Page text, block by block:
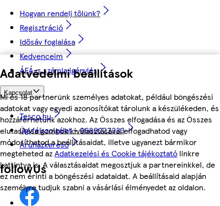
Adatvédelmi beállítások
Mi és 18 partnerünk személyes adatokat, például böngészési
adatokat vagy egyedi azonosítókat tárolunk a készülékeden, és
hozzáférhetünk azokhoz. Az Összes elfogadása és az Összes
elutasítása gombok kiválasztásával elfogadhatod vagy
módosíthatod a beállításaidat, illetve ugyanezt bármikor
megteheted azAdatkezelési és Cookie tájékoztató linkre
kattintva is. A választásaidat megosztjuk a partnereinkkel, de
ez nem érinti a böngészési adataidat. A beállításaid alapján
személyre tudjuk szabni a vásárlási élményedet az oldalon.
Hogyan rendelj tőlünk?
Regisztráció
Idősáv foglalása
Kedvenceim
ÁFÁ-s számla igénylés
Kapcsolat
Tesco.hu
Ügyfélszolgálat - 0680222333
Áruházkereső
followUs